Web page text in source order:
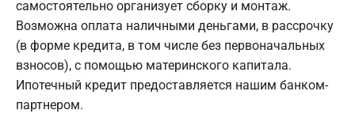
самостоятельно организует сборку и монтаж.
Возможна оплата наличными деньгами, в рассрочку
(в форме кредита, в том числе без первоначальных
взносов), с помощью материнского капитала.
Ипотечный кредит предоставляется нашим банком-
партнером.